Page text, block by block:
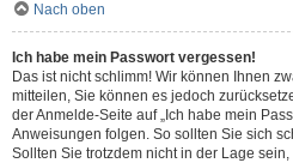
Nach oben
Ich habe mein Passwort vergessen!
Das ist nicht schlimm! Wir können Ihnen
mitteilen, Sie können es jedoch
der Anmelde-Seite auf „Ich habe mein
Anweisungen folgen. So sollten Sie sich
Sollten Sie trotzdem nicht in der Lage